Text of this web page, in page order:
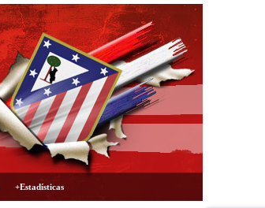
+Estadísticas